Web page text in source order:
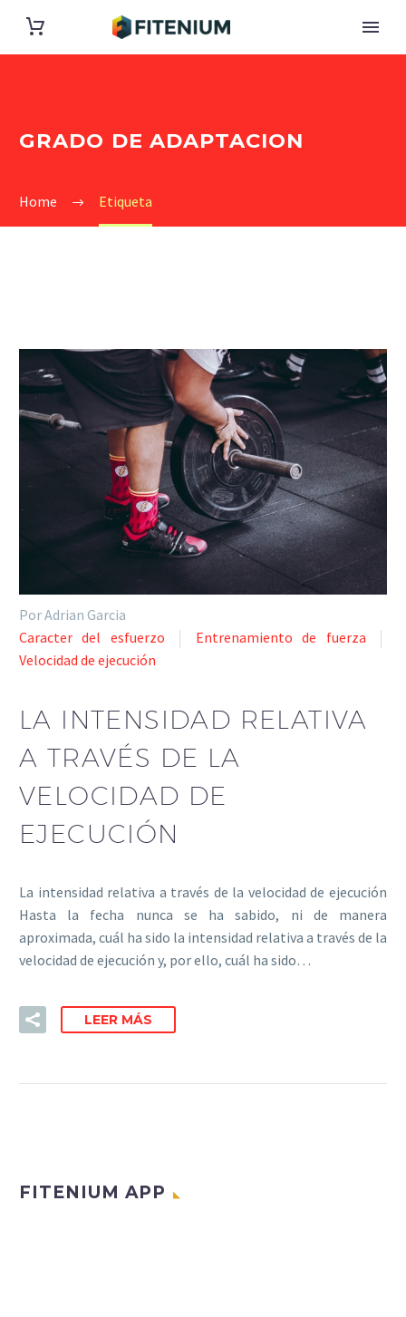
GRADO DE ADAPTACION
Home Etiqueta
Por Adrian Garcia
Caracter del esfuerzo
Entrenamiento de fuerza
Velocidad de ejecución
LA INTENSIDAD RELATIVA
A TRAVÉS DE LA
VELOCIDAD DE
EJECUCIÓN
La intensidad relativa a través de la velocidad de ejecución
Hasta la fecha nunca se ha sabido, ni de manera
aproximada, cuál ha sido la intensidad relativa a través de la
velocidad de ejecución y, por ello, cuál ha sido…
LEER MÁS
FITENIUM APP